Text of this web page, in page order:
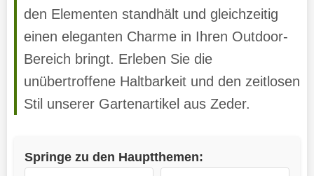
den Elementen standhält und gleichzeitig
einen eleganten Charme in Ihren Outdoor-
Bereich bringt. Erleben Sie die
unübertroffene Haltbarkeit und den zeitlosen
Stil unserer Gartenartikel aus Zeder.
Springe zu den Hauptthemen: